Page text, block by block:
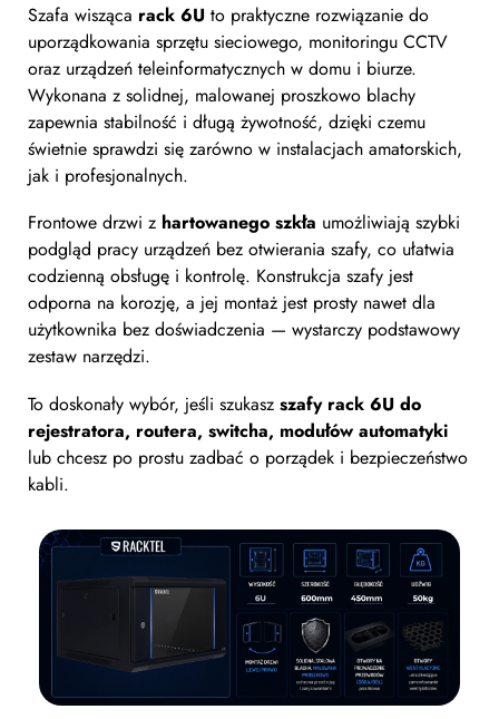
Szafa wisząca rack 6U to praktyczne rozwiązanie do
uporządkowania sprzętu sieciowego, monitoringu CCTV
oraz urządzeń teleinformatycznych w domu i biurze.
Wykonana z solidnej, malowanej proszkowo blachy
zapewnia stabilność i długą żywotność, dzięki czemu
świetnie sprawdzi się zarówno w instalacjach amatorskich,
jak i profesjonalnych.
Frontowe drzwi z hartowanego szkła umożliwiają szybki
podgląd pracy urządzeń bez otwierania szafy, co ułatwia
codzienną obsługę i kontrolę. Konstrukcja szafy jest
odporna na korozję, a jej montaż jest prosty nawet dla
użytkownika bez doświadczenia — wystarczy podstawowy
zestaw narzędzi.
To doskonały wybór, jeśli szukasz szafy rack 6U do
rejestratora, routera, switcha, modułów automatyki
lub chcesz po prostu zadbać o porządek i bezpieczeństwo
kabli.